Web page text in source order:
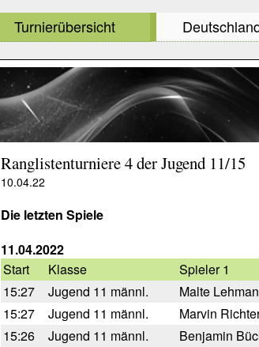
Turnierübersicht
Ranglistenturniere 4 der Jugend 11/15
10.04.22
Die letzten Spiele
11.04.2022
Start
Klasse Spieler 1
15:27
Jugend 11 männl. Malte
15:27
Jugend 11 männl. Marvin
15:26
Jugend 11 männl. Benjamin